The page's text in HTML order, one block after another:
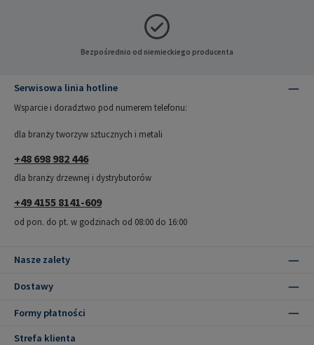
Bezpośrednio od niemieckiego producenta
Serwisowa linia hotline
Wsparcie i doradztwo pod numerem telefonu:
dla branży tworzyw sztucznych i metali
+48 698 982 446
dla branży drzewnej i dystrybutorów
+49 4155 8141-609
od pon. do pt. w godzinach od 08:00 do 16:00
Nasze zalety
Dostawy
Formy płatności
Strefa klienta